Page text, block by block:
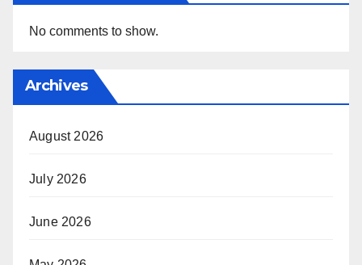
No comments to show.
Archives
August 2026
July 2026
June 2026